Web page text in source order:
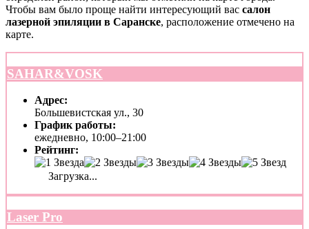
Чтобы вам было проще найти интересующий вас салон
лазерной эпиляции в Саранске, расположение отмечено на
карте.
SAHAR&VOSK
Адрес:
Большевистская ул., 30
График работы:
ежедневно, 10:00–21:00
Рейтинг:
Загрузка...
Laser Pro